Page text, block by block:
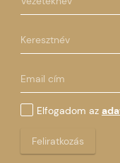
Elfogadom az
Feliratkozás